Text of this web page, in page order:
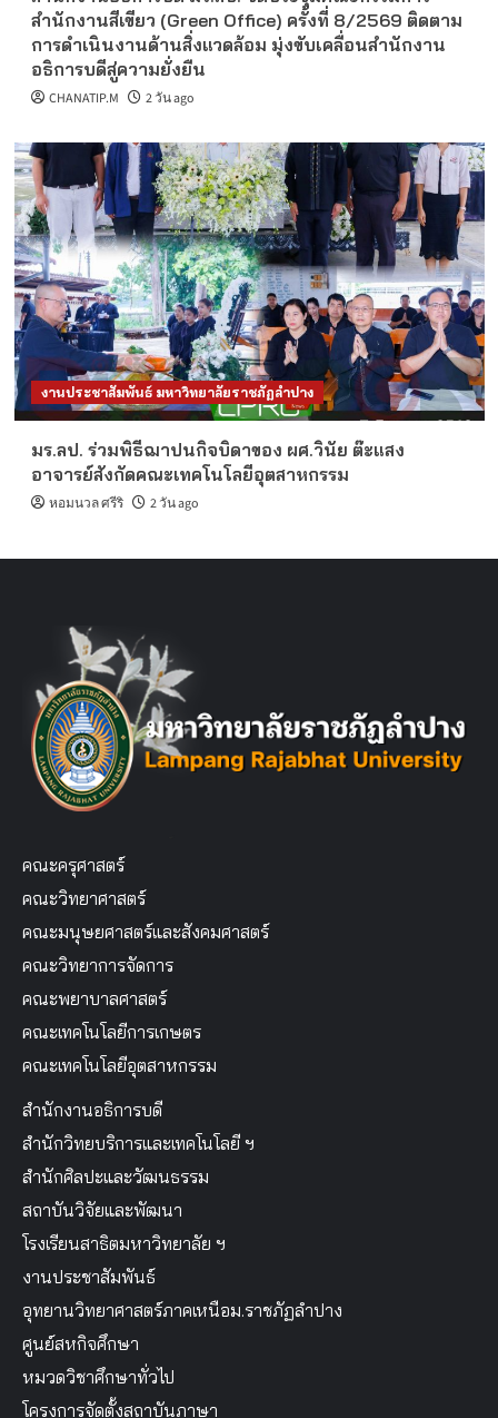
สำนักงานสีเขียว (Green Office) ครั้งที่ 8/2569 ติดตาม
การดำเนินงานด้านสิ่งแวดล้อม มุ่งขับเคลื่อนสำนักงาน
อธิการบดีสู่ความยั่งยืน
CHANATIP.M 2 วัน ago
งานประชาสัมพันธ์ มหาวิทยาลัยราชภัฏลำปาง
มร.ลป. ร่วมพิธีฌาปนกิจบิดาของ ผศ.วินัย ต๊ะแสง
อาจารย์สังกัดคณะเทคโนโลยีอุตสาหกรรม
หอมนวล ศรีริ 2 วัน ago
คณะครุศาสตร์
คณะวิทยาศาสตร์
คณะมนุษยศาสตร์และสังคมศาสตร์
คณะวิทยาการจัดการ
คณะพยาบาลศาสตร์
คณะเทคโนโลยีการเกษตร
คณะเทคโนโลยีอุตสาหกรรม
สำนักงานอธิการบดี
สำนักวิทยบริการและเทคโนโลยี ฯ
สำนักศิลปะและวัฒนธรรม
สถาบันวิจัยและพัฒนา
โรงเรียนสาธิตมหาวิทยาลัย ฯ
งานประชาสัมพันธ์
อุทยานวิทยาศาสตร์ภาคเหนือม.ราชภัฏลำปาง
ศูนย์สหกิจศึกษา
หมวดวิชาศึกษาทั่วไป
โครงการจัดตั้งสถาบันภาษา